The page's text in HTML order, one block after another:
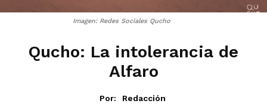
Imagen: Redes Sociales Qucho
Qucho: La intolerancia de
Alfaro
Por: Redacción